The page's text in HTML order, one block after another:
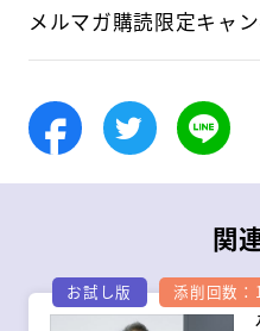
メルマガ購読限定キャ
Facebook
TwitterLINE
関
お試し版 添削回数：